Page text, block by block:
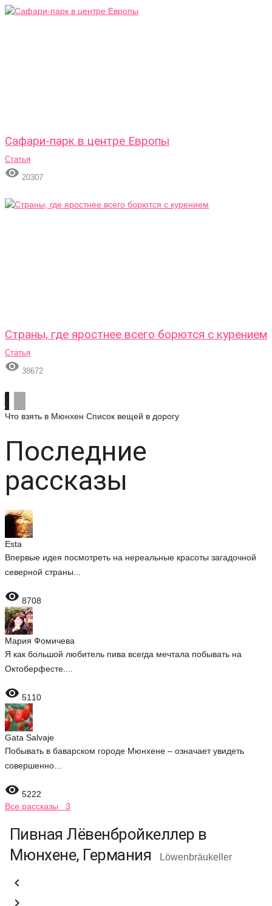
Сафари-парк в центре Европы
Статья
 20307
Страны, где яростнее всего борются с курением
Статья
 38672
Что взять в Мюнхен Список вещей в дорогу
Последние
рассказы
Esta
Впервые идея посмотреть на нереальные красоты загадочной
северной страны...
 8708
Мария Фомичева
Я как большой любитель пива всегда мечтала побывать на
Октоберфесте....
 5110
Gata Salvaje
Побывать в баварском городе Мюнхене – означает увидеть
совершенно...
 5222
Все рассказы 3
Пивная Лёвенбройкеллер в
Мюнхене, Германия
Löwenbräukeller

